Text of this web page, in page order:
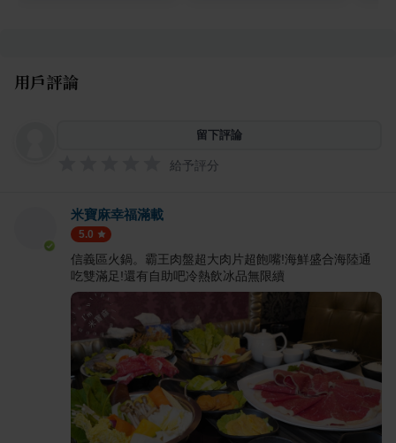
用戶評論
留下評論
給予評分
米寶麻幸福滿載
5.0
信義區火鍋。霸王肉盤超大肉片超飽嘴!海鮮盛合海陸通
吃雙滿足!還有自助吧冷熱飲冰品無限續